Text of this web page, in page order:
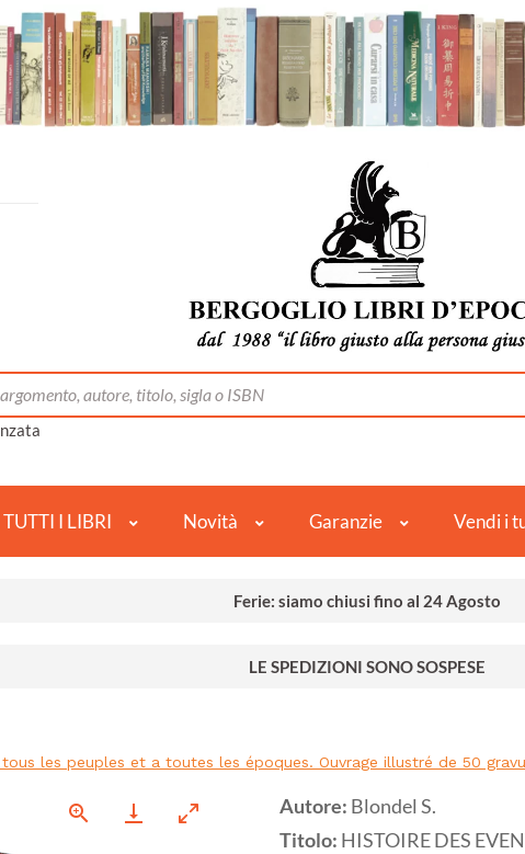
TUTTI I LIBRI Novità Garanzie Vendi i
Ferie: siamo chiusi fino al 24 Agosto
LE SPEDIZIONI SONO SOSPESE
tous les peuples et a toutes les époques. Ouvrage illustré de 50
Autore: Blondel S.
Titolo: HISTOIRE DES